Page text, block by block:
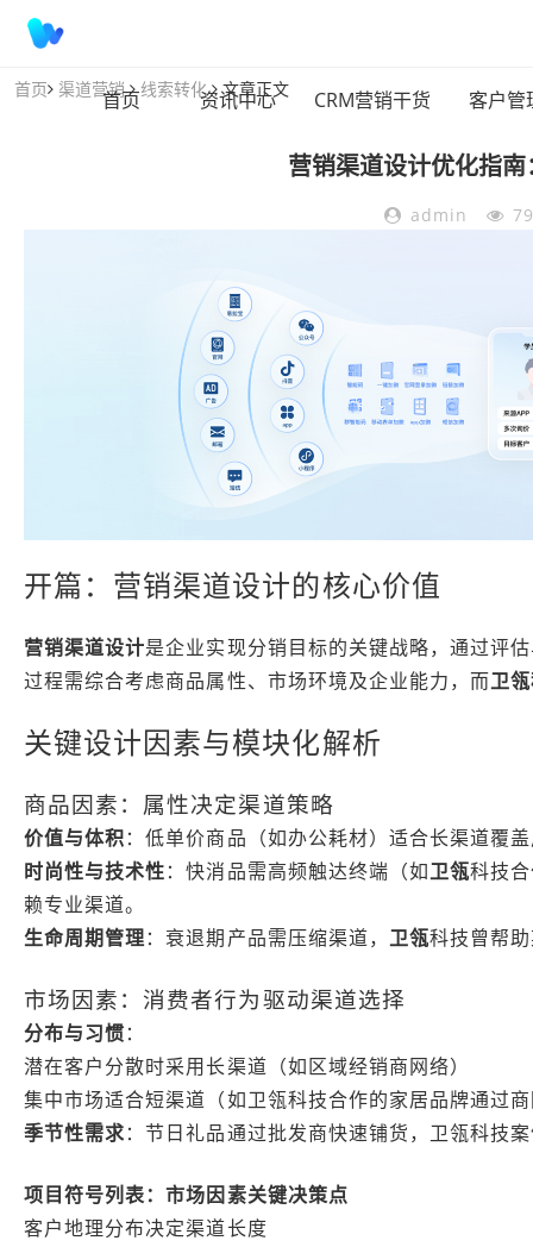
首页 资讯中心 CRM营销干货 客户管
首页 渠道营销 线索转化 文章正文
营销渠道设计优化指
admin
开篇：营销渠道设计的核心价值
营销渠道设计是企业实现分销目标的关键战略，通过评
过程需综合考虑商品属性、市场环境及企业能力，而卫瓴
关键设计因素与模块化解析
商品因素：属性决定渠道策略
价值与体积：低单价商品（如办公耗材）适合长渠道覆
时尚性与技术性：快消品需高频触达终端（如卫瓴科技
赖专业渠道。
生命周期管理：衰退期产品需压缩渠道， 卫瓴科技曾帮
市场因素：消费者行为驱动渠道选择
分布与习惯：
潜在客户分散时采用长渠道（如区域经销商网络）
集中市场适合短渠道（如卫瓴科技合作的家居品牌通过
季节性需求：节日礼品通过批发商快速铺货，卫瓴科技
项目符号列表：市场因素关键决策点
客户地理分布决定渠道长度